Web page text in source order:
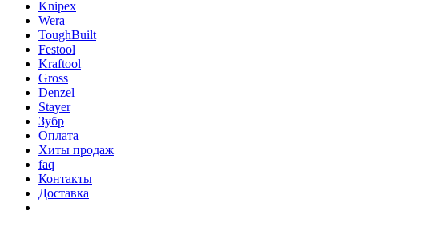
Knipex
Wera
ToughBuilt
Festool
Kraftool
Gross
Denzel
Stayer
Зубр
Оплата
Хиты продаж
faq
Контакты
Доставка